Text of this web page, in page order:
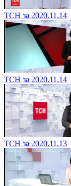
ТСН за 2020.11.14
ТСН за 2020.11.14
ТСН за 2020.11.13